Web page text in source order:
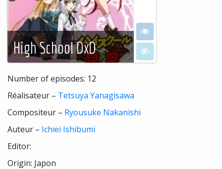
High School DxD
I want to see
I don't want to see
Number of episodes: 12
Réalisateur – Tetsuya Yanagisawa
Compositeur – Ryousuke Nakanishi
Auteur – Ichiei Ishibumi
Editor:
Origin: Japon